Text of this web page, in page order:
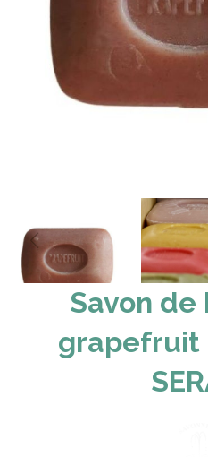
Savon
grapefruit